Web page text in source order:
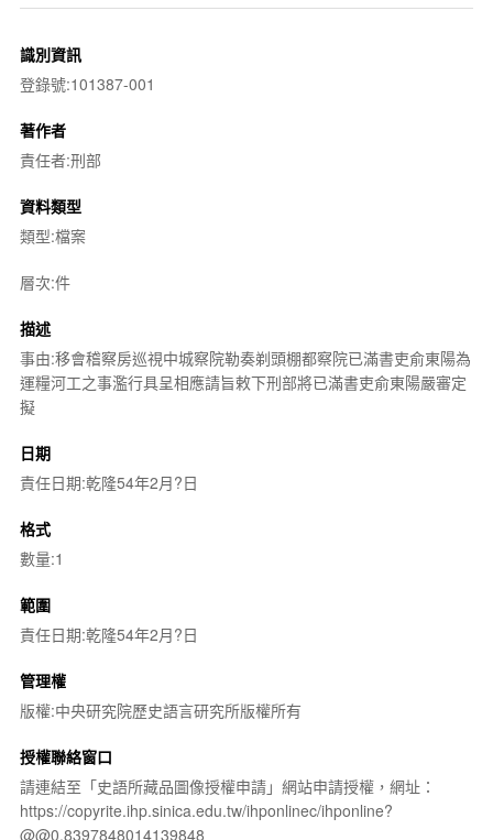
識別資訊
登錄號:101387-001
著作者
責任者:刑部
資料類型
類型:檔案
層次:件
描述
事由:移會稽察房巡視中城察院勒奏剃頭棚都察院已滿書吏俞東陽為
運糧河工之事濫行具呈相應請旨敕下刑部將已滿書吏俞東陽嚴審定
擬
日期
責任日期:乾隆54年2月?日
格式
數量:1
範圍
責任日期:乾隆54年2月?日
管理權
版權:中央研究院歷史語言研究所版權所有
授權聯絡窗口
請連結至「史語所藏品圖像授權申請」網站申請授權，網址：
https://copyrite.ihp.sinica.edu.tw/ihponlinec/ihponline?
@@0.8397848014139848